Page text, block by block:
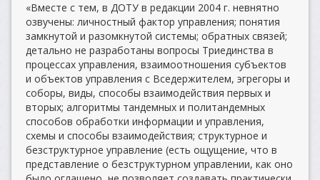
«Вместе с тем, в ДОТУ в редакции 2004 г. невнятно
озвучены: личностный фактор управления; понятия
замкнутой и разомкнутой системы; обратных связей;
детально не разработаны вопросы Триединства в
процессах управления, взаимоотношения субъектов
и объектов управления с Вседержителем, эгрегоры и
соборы, виды, способы взаимодействия первых и
вторых; алгоритмы тандемных и политандемных
способов обработки информации и управления,
схемы и способы взаимодействия; структурное и
безструктурное управление (есть ощущение, что в
представление о безструктурном управлении, как оно